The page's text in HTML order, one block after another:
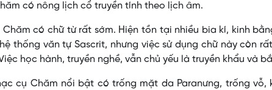
có nông lịch cổ truyền tính theo lịch âm.
Chăm có chữ từ rất sớm. Hiện tồn tại nhiều bia kí, kinh
thống văn tự Sascrit, nhưng việc sử dụng chữ này còn
học hành, truyền nghề, vẫn chủ yếu là truyền khẩu và
cụ Chăm nổi bật có trống mặt da Paranưng, trống vỗ,